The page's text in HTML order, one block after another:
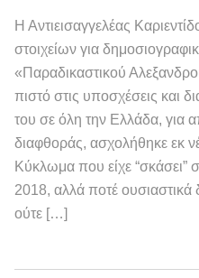
Η Αντιεισαγγελέας
στοιχείων για
«Παραδικαστικού
πιστό στις υποσχέσεις και
του σε όλη την Ελλάδα, για
διαφθοράς, ασχολήθηκε εκ
Κύκλωμα που είχε “σκάσει”
2018, αλλά ποτέ
ούτε […]